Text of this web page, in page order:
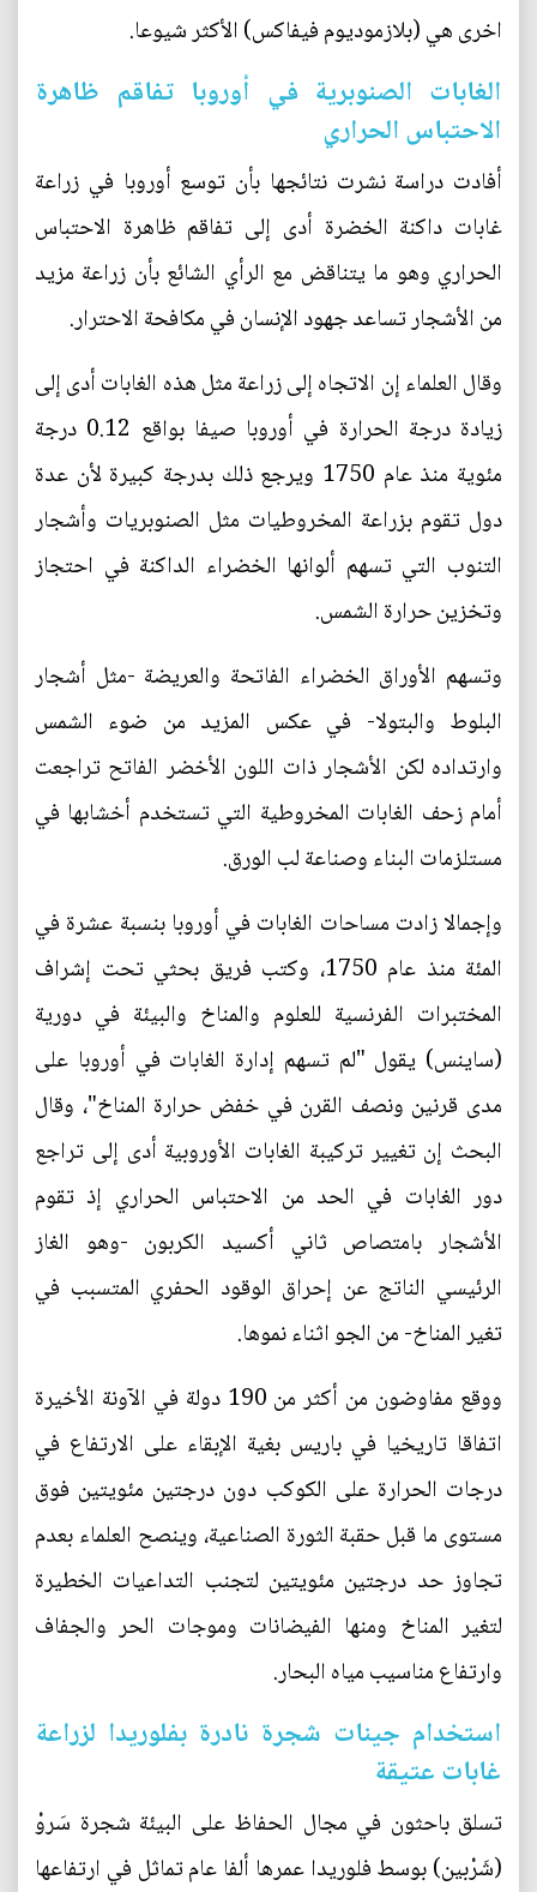
اخرى هي (بلازموديوم فيفاكس) الأكثر شيوعا.
الغابات الصنوبرية في أوروبا تفاقم ظاهرة
الاحتباس الحراري
أفادت دراسة نشرت نتائجها بأن توسع أوروبا في زراعة
غابات داكنة الخضرة أدى إلى تفاقم ظاهرة الاحتباس
الحراري وهو ما يتناقض مع الرأي الشائع بأن زراعة مزيد
من الأشجار تساعد جهود الإنسان في مكافحة الاحترار.
وقال العلماء إن الاتجاه إلى زراعة مثل هذه الغابات أدى إلى
زيادة درجة الحرارة في أوروبا صيفا بواقع 0.12 درجة
مئوية منذ عام 1750 ويرجع ذلك بدرجة كبيرة لأن عدة
دول تقوم بزراعة المخروطيات مثل الصنوبريات وأشجار
التنوب التي تسهم ألوانها الخضراء الداكنة في احتجاز
وتخزين حرارة الشمس.
وتسهم الأوراق الخضراء الفاتحة والعريضة -مثل أشجار
البلوط والبتولا- في عكس المزيد من ضوء الشمس
وارتداده لكن الأشجار ذات اللون الأخضر الفاتح تراجعت
أمام زحف الغابات المخروطية التي تستخدم أخشابها في
مستلزمات البناء وصناعة لب الورق.
وإجمالا زادت مساحات الغابات في أوروبا بنسبة عشرة في
المئة منذ عام 1750، وكتب فريق بحثي تحت إشراف
المختبرات الفرنسية للعلوم والمناخ والبيئة في دورية
(ساينس) يقول "لم تسهم إدارة الغابات في أوروبا على
مدى قرنين ونصف القرن في خفض حرارة المناخ"، وقال
البحث إن تغيير تركيبة الغابات الأوروبية أدى إلى تراجع
دور الغابات في الحد من الاحتباس الحراري إذ تقوم
الأشجار بامتصاص ثاني أكسيد الكربون -وهو الغاز
الرئيسي الناتج عن إحراق الوقود الحفري المتسبب في
تغير المناخ- من الجو اثناء نموها.
ووقع مفاوضون من أكثر من 190 دولة في الآونة الأخيرة
اتفاقا تاريخيا في باريس بغية الإبقاء على الارتفاع في
درجات الحرارة على الكوكب دون درجتين مئويتين فوق
مستوى ما قبل حقبة الثورة الصناعية، وينصح العلماء بعدم
تجاوز حد درجتين مئويتين لتجنب التداعيات الخطيرة
لتغير المناخ ومنها الفيضانات وموجات الحر والجفاف
وارتفاع مناسيب مياه البحار.
استخدام جينات شجرة نادرة بفلوريدا لزراعة
غابات عتيقة
تسلق باحثون في مجال الحفاظ على البيئة شجرة سَروْ
(شَرْبين) بوسط فلوريدا عمرها ألفا عام تماثل في ارتفاعها